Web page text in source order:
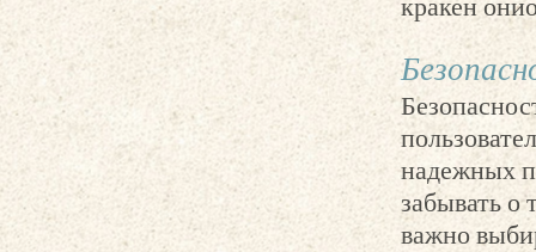
надежных
забывать о
важно